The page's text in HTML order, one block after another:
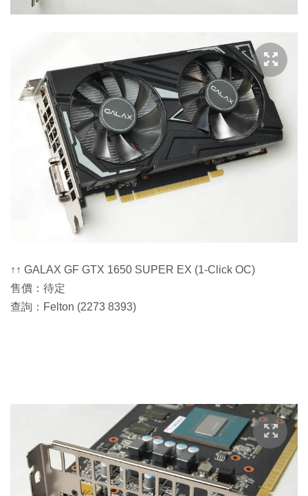
↑↑ GALAX GF GTX 1650 SUPER EX (1-Click OC)
售價：待定
查詢：Felton (2273 8393)